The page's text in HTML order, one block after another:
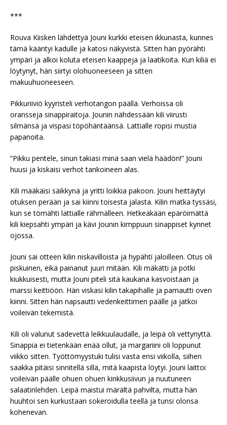
***
Rouva Kiisken lähdettyä Jouni kurkki eteisen ikkunasta, kunnes
tämä kääntyi kadulle ja katosi näkyvistä. Sitten hän pyörähti
ympäri ja alkoi koluta eteisen kaappeja ja laatikoita. Kun kiliä ei
löytynyt, hän siirtyi olohuoneeseen ja sitten
makuuhuoneeseen.
Pikkuriiviö kyyristeli verhotangon päällä. Verhoissa oli
oransseja sinappiraitoja. Jounin nähdessään kili viirusti
silmänsä ja vispasi töpöhäntäänsä. Lattialle ropisi mustia
papanoita.
”Pikku pentele, sinun takiasi minä saan vielä häädön!” Jouni
huusi ja kiskaisi verhot tankoineen alas.
Kili määkäisi säikkynä ja yritti loikkia pakoon. Jouni heittäytyi
otuksen perään ja sai kiinni toisesta jalasta. Kilin matka tyssäsi,
kun se tömähti lattialle rähmälleen. Hetkeäkään epäröimättä
kili kiepsahti ympäri ja kävi Jounin kimppuun sinappiset kynnet
ojossa.
Jouni sai otteen kilin niskavilloista ja hypähti jaloilleen. Otus oli
piskuinen, eikä painanut juuri mitään. Kili mäkätti ja potki
kiukkuisesti, mutta Jouni piteli sitä kaukana kasvoistaan ja
marssi keittiöön. Hän viskasi kilin takapihalle ja pamautti oven
kiinni. Sitten hän napsautti vedenkeittimen päälle ja jatkoi
voileivän tekemistä.
Kili oli valunut sadevettä leikkuulaudalle, ja leipä oli vettynyttä.
Sinappia ei tietenkään enää ollut, ja margariini oli loppunut
viikko sitten. Työttömyystuki tulisi vasta ensi viikolla, siihen
saakka pitäisi sinnitellä sillä, mitä kaapista löytyi. Jouni laittoi
voileivän päälle ohuen ohuen kinkkusiivun ja nuutuneen
salaatinlehden. Leipä maistui märältä pahvilta, mutta hän
huuhtoi sen kurkustaan sokeroidulla teellä ja tunsi olonsa
kohenevan.